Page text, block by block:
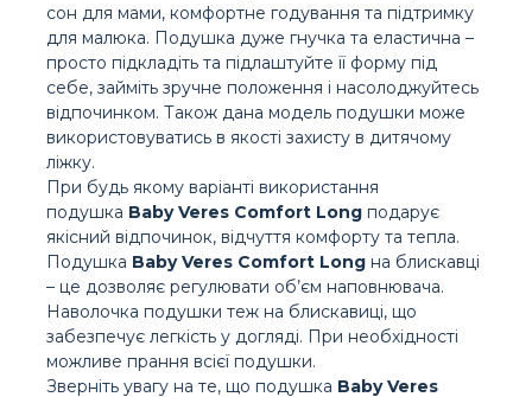
сон для мами, комфортне годування та підтримку
для малюка. Подушка дуже гнучка та еластична –
просто підкладіть та підлаштуйте її форму під
себе, займіть зручне положення і насолоджуйтесь
відпочинком. Також дана модель подушки може
використовуватись в якості захисту в дитячому
ліжку.
При будь якому варіанті використання
подушка Baby Veres Comfort Long подарує
якісний відпочинок, відчуття комфорту та тепла.
Подушка Baby Veres Comfort Long на блискавці
– це дозволяє регулювати об’єм наповнювача.
Наволочка подушки теж на блискавиці, що
забезпечує легкість у догляді. При необхідності
можливе прання всієї подушки.
Зверніть увагу на те, що подушка Baby Veres